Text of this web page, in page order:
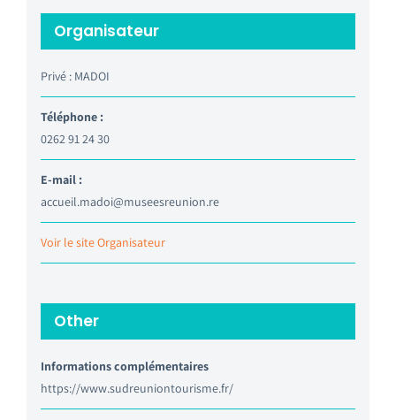
Organisateur
Privé : MADOI
Téléphone :
0262 91 24 30
E-mail :
accueil.madoi@museesreunion.re
Voir le site Organisateur
Other
Informations complémentaires
https://www.sudreuniontourisme.fr/